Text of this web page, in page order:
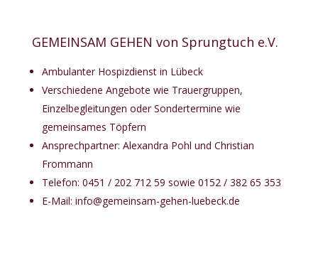
GEMEINSAM GEHEN von Sprungtuch e.V.
Ambulanter Hospizdienst in Lübeck
Verschiedene Angebote wie Trauergruppen,
Einzelbegleitungen oder Sondertermine wie
gemeinsames Töpfern
Ansprechpartner: Alexandra Pohl und Christian
Frommann
Telefon: 0451 / 202 712 59 sowie 0152 / 382 65 353
E-Mail: info@gemeinsam-gehen-luebeck.de